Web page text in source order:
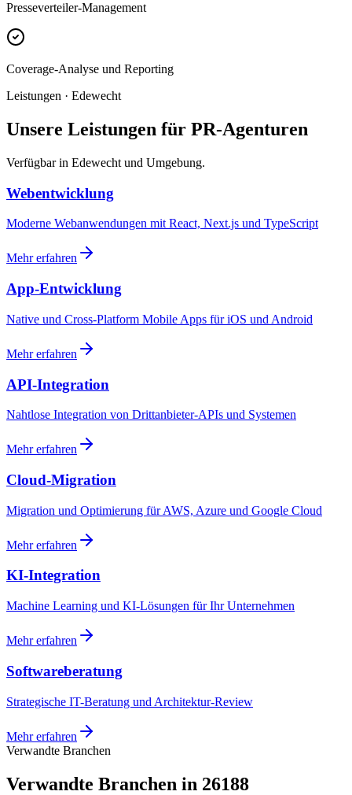
Presseverteiler-Management
Coverage-Analyse und Reporting
Leistungen · Edewecht
Unsere Leistungen für PR-Agenturen
Verfügbar in Edewecht und Umgebung.
Webentwicklung
Moderne Webanwendungen mit React, Next.js und TypeScript
Mehr erfahren
App-Entwicklung
Native und Cross-Platform Mobile Apps für iOS und Android
Mehr erfahren
API-Integration
Nahtlose Integration von Drittanbieter-APIs und Systemen
Mehr erfahren
Cloud-Migration
Migration und Optimierung für AWS, Azure und Google Cloud
Mehr erfahren
KI-Integration
Machine Learning und KI-Lösungen für Ihr Unternehmen
Mehr erfahren
Softwareberatung
Strategische IT-Beratung und Architektur-Review
Mehr erfahren
Verwandte Branchen
Verwandte Branchen in 26188